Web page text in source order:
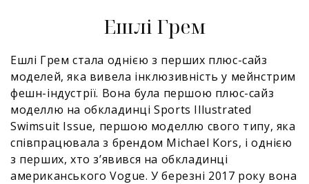
Ешлі Грем
Ешлі Грем стала однією з перших плюс-сайз
моделей, яка вивела інклюзивність у мейнстрим
фешн-індустрії. Вона була першою плюс-сайз
моделлю на обкладинці Sports Illustrated
Swimsuit Issue, першою моделлю свого типу, яка
співпрацювала з брендом Michael Kors, і однією
з перших, хто з’явився на обкладинці
американського Vogue. У березні 2017 року вона